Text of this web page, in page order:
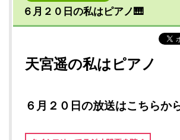
６月２０日の私はピアノ🎹
天宮遥の私はピアノ
６月２０日の放送はこちらか